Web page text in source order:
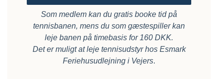
Som medlem kan du gratis booke tid på
tennisbanen, mens du som gæstespiller kan
leje banen på timebasis for 160 DKK.
Det er muligt at leje tennisudstyr hos Esmark
Feriehusudlejning i Vejers.